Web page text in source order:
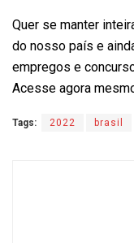
Quer se manter
do nosso país e
empregos e
Acesse agora
Tags: 2022 brasil